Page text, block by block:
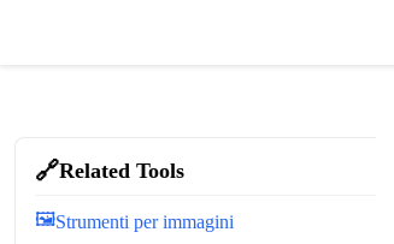
🔗Related Tools
🖼️Strumenti per immagini